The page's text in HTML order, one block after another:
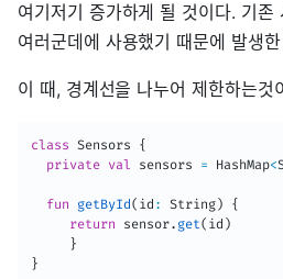
여기저기 증가하게 될 것이다. 기존
여러군데에 사용했기 때문에 발생
이 때, 경계선을 나누어 제한하는것
class Sensors {
private val sensors = HashMap<
fun getById ( id : String )
{
return sensor. get( id )
}
}